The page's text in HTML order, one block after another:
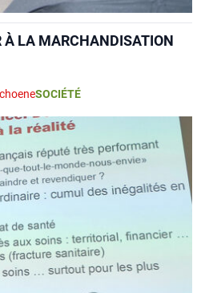
À LA MARCHANDISATION
SOCIÉTÉ